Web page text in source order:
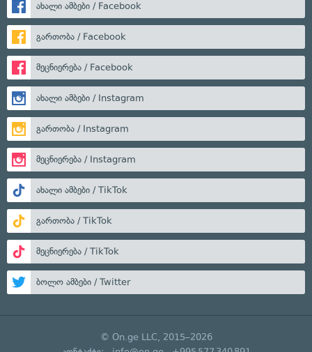
ახალი ამბები / Facebook
გართობა / Facebook
მეცნიერება / Facebook
ახალი ამბები / Instagram
გართობა / Instagram
მეცნიერება / Instagram
ახალი ამბები / TikTok
გართობა / TikTok
მეცნიერება / TikTok
ბოლო ამბები / Twitter
© On.ge LLC, 2015–2026